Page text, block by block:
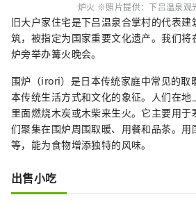
炉火 ※照片提供：下吕温泉观
旧大户家住宅是下吕温泉合掌村的代表建
筑，被指定为国家重要文化遗产。我们将
炉旁举办篝火晚会。
围炉（irori）是日本传统家庭中常见的取
本传统生活方式和文化的象征。人们在地
里面燃烧木炭或木柴来生火。它主要用于
们聚集在围炉周围取暖、用餐和品茶。用
等，能为食物增添独特的风味。
出售小吃